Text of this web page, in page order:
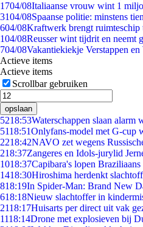
1704/08Italiaanse vrouw wint 1
3104/08Spaanse politie: minstens
604/08Kraftwerk brengt ruimteschip
104/08Reusser wint tijdrit en neemt
704/08Vakantiekiekje Verstappen
Actieve items
Actieve items
Scrollbar gebruiken
opslaan
5218:53Waterschappen slaan alarm
5118:51Onlyfans-model met G-cup
2218:42NAVO zet wegens
218:37Zangeres en Idols-jurylid
1018:37Capibara's lopen
1418:30Hiroshima herdenkt
818:19In Spider-Man: Brand New
618:18Nieuw slachtoffer in
2118:17Huisarts per direct uit vak
1118:14Drone met explosieven bij